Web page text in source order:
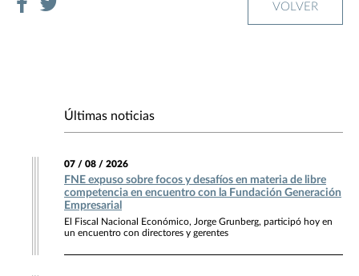
VOLVER
Últimas noticias
07 / 08 / 2026
FNE expuso sobre focos y desafíos en materia de libre
competencia en encuentro con la Fundación Generación
Empresarial
El Fiscal Nacional Económico, Jorge Grunberg, participó hoy en
un encuentro con directores y gerentes